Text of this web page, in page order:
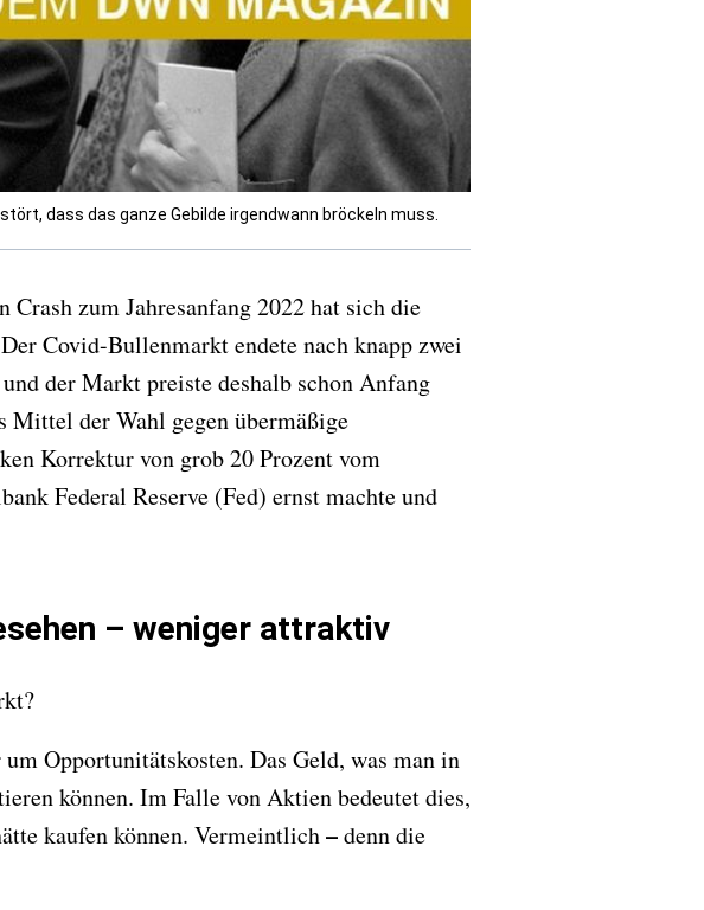
dass das ganze Gebilde irgendwann bröckeln muss.
zum Jahresanfang 2022 hat sich die
Covid-Bullenmarkt endete nach knapp zwei
und der Markt preiste deshalb schon Anfang
Mittel der Wahl gegen übermäßige
Korrektur von grob 20 Prozent vom
Federal Reserve (Fed) ernst machte und
– weniger attraktiv
Opportunitätskosten. Das Geld, was man in
können. Im Falle von Aktien bedeutet dies,
kaufen können. Vermeintlich–denn die